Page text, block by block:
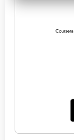
Coursera